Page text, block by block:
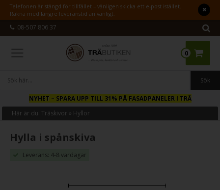
Telefonen är stängd för tillfället – vänligen skicka ett e-post istället.
Räkna med längre leveranstid än vanligt.
08-507 806 37
0
NYHET– SPARA UPP TILL 31% PÅ FASADPANELER I TRÄ
Här är du:Träskivor » Hyllor
Hylla i spånskiva
Leverans: 4-8 vardagar